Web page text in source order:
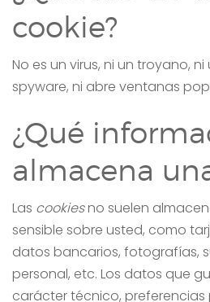
cookie?
No es un virus, ni un troyano,
spyware, ni abre ventanas
¿Qué
almacena
Las cookiesno suelen
sensible sobre usted, como
datos bancarios, fotografías,
personal, etc. Los datos que
carácter técnico, preferencias